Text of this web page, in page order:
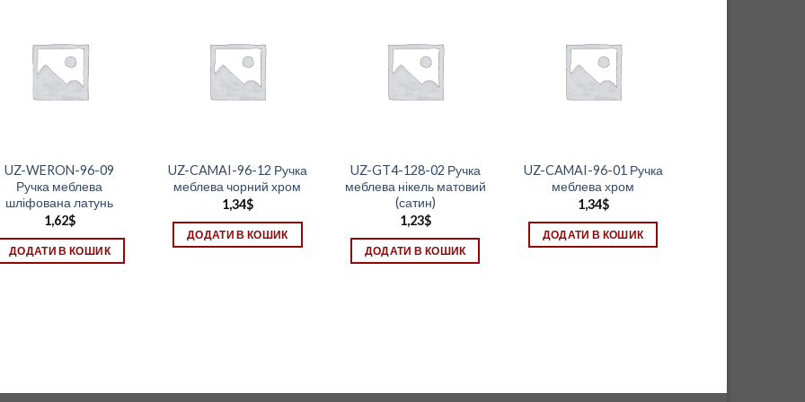
UZ-WERON-96-09
Ручка меблева
шліфована латунь
1,62$
ДОДАТИ В КОШИК
UZ-CAMAI-96-12 Ручка
меблева чорний хром
1,34$
ДОДАТИ В КОШИК
UZ-GT4-128-02 Ручка
меблева нікель матовий
(сатин)
1,23$
ДОДАТИ В КОШИК
UZ-CAMAI-96-01 Ручка
меблева хром
1,34$
ДОДАТИ В КОШИК